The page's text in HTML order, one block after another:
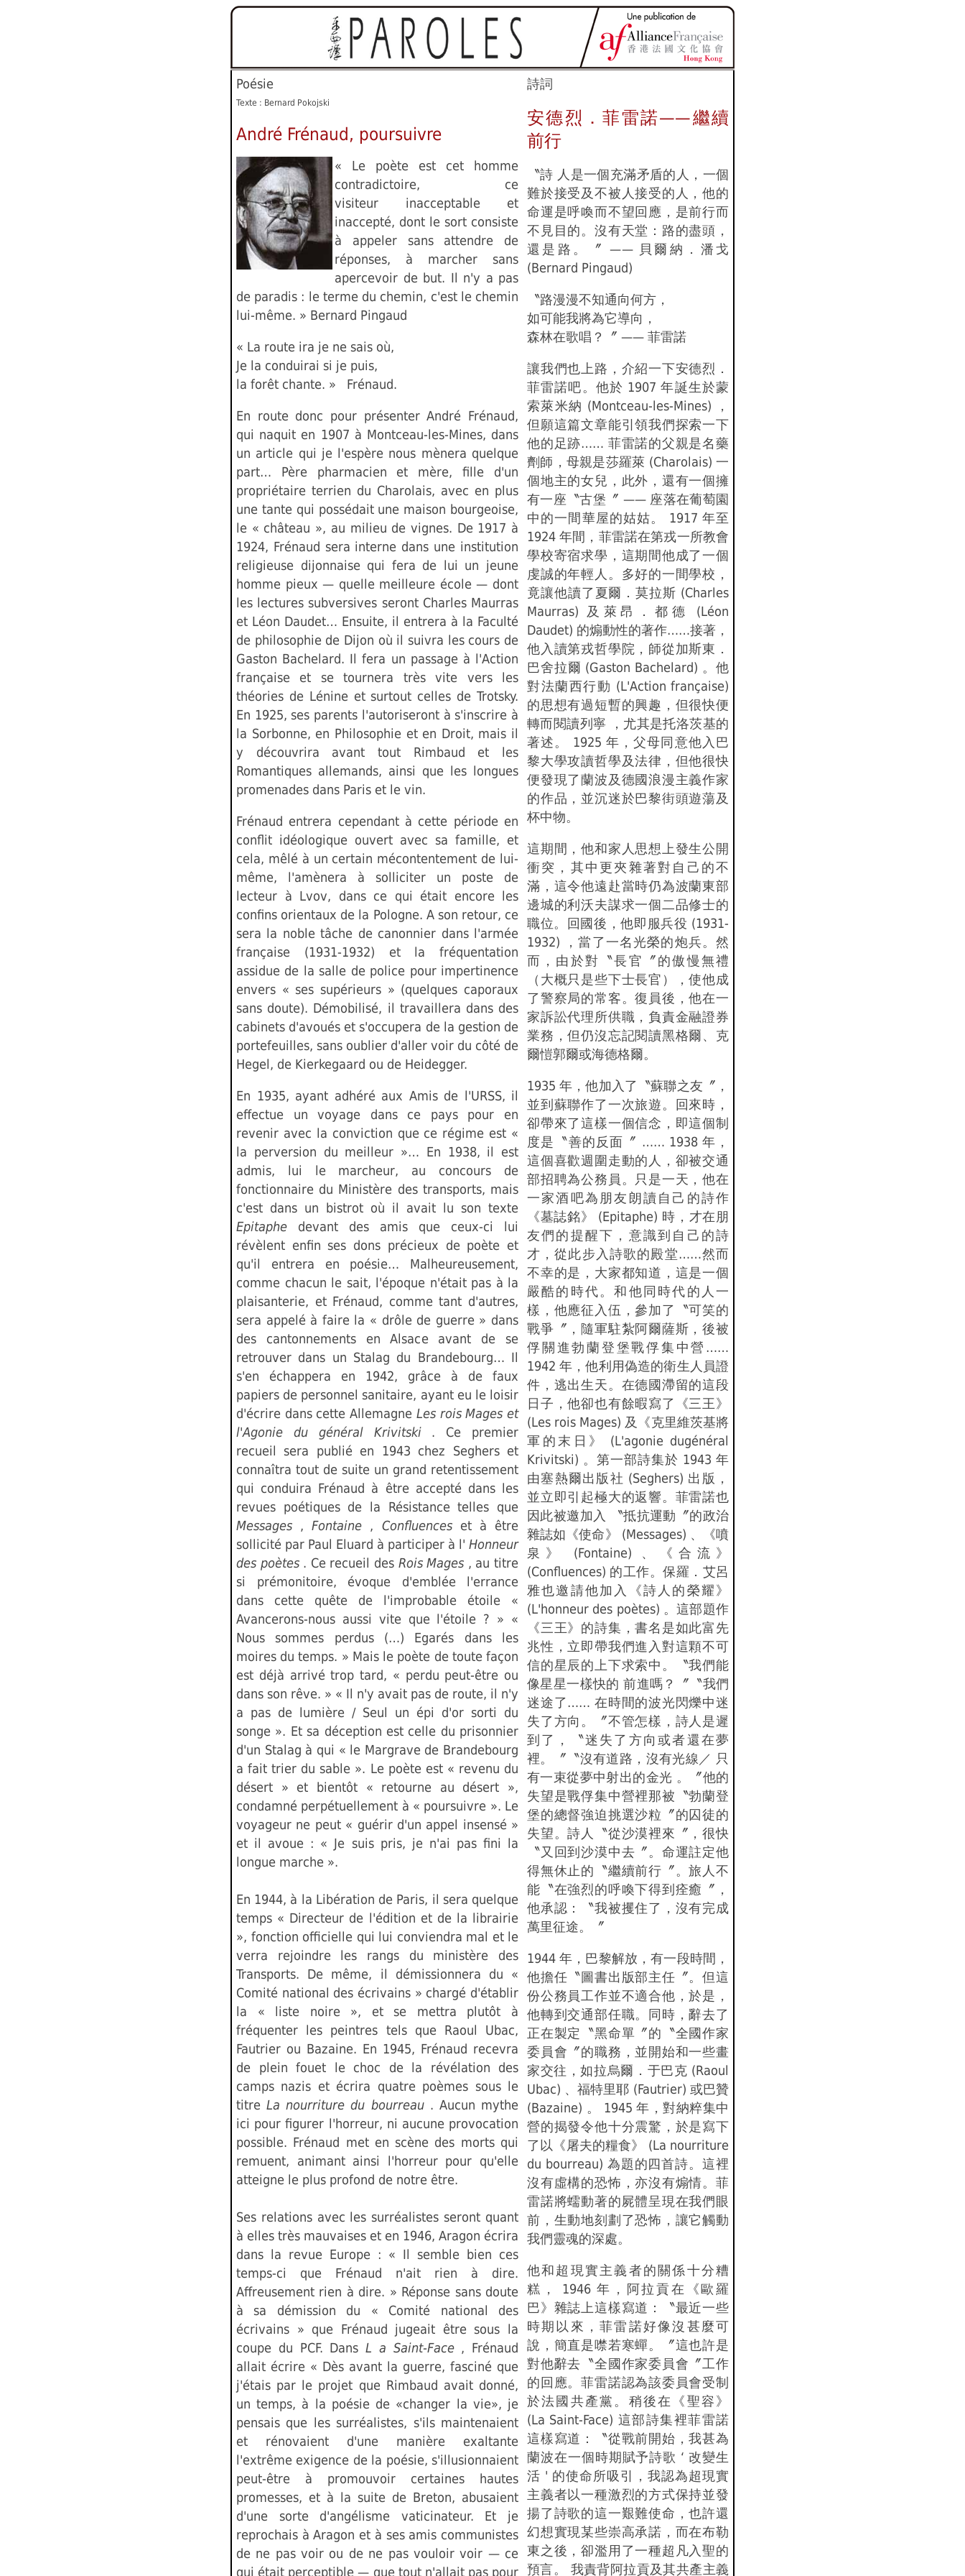
Poésie
Texte : Bernard Pokojski
André Frénaud, poursuivre
« Le poète est cet homme
contradictoire, ce
visiteur inacceptable et
inaccepté, dont le sort consiste
à appeler sans attendre de
réponses, à marcher sans
apercevoir de but. Il n'y a pas
de paradis : le terme du chemin, c'est le chemin
lui-même. » Bernard Pingaud
« La route ira je ne sais où,
Je la conduirai si je puis,
la forêt chante. » Frénaud.
En route donc pour présenter André Frénaud,
qui naquit en 1907 à Montceau-les-Mines, dans
un article qui je l'espère nous mènera quelque
part… Père pharmacien et mère, fille d'un
propriétaire terrien du Charolais, avec en plus
une tante qui possédait une maison bourgeoise,
le « château », au milieu de vignes. De 1917 à
1924, Frénaud sera interne dans une institution
religieuse dijonnaise qui fera de lui un jeune
homme pieux — quelle meilleure école — dont
les lectures subversives seront Charles Maurras
et Léon Daudet… Ensuite, il entrera à la Faculté
de philosophie de Dijon où il suivra les cours de
Gaston Bachelard. Il fera un passage à l'Action
française et se tournera très vite vers les
théories de Lénine et surtout celles de Trotsky.
En 1925, ses parents l'autoriseront à s'inscrire à
la Sorbonne, en Philosophie et en Droit, mais il
y découvrira avant tout Rimbaud et les
Romantiques allemands, ainsi que les longues
promenades dans Paris et le vin.
Frénaud entrera cependant à cette période en
conflit idéologique ouvert avec sa famille, et
cela, mêlé à un certain mécontentement de lui-
même, l'amènera à solliciter un poste de
lecteur à Lvov, dans ce qui était encore les
confins orientaux de la Pologne. A son retour, ce
sera la noble tâche de canonnier dans l'armée
française (1931-1932) et la fréquentation
assidue de la salle de police pour impertinence
envers « ses supérieurs » (quelques caporaux
sans doute). Démobilisé, il travaillera dans des
cabinets d'avoués et s'occupera de la gestion de
portefeuilles, sans oublier d'aller voir du côté de
Hegel, de Kierkegaard ou de Heidegger.
En 1935, ayant adhéré aux Amis de l'URSS, il
effectue un voyage dans ce pays pour en
revenir avec la conviction que ce régime est «
la perversion du meilleur »… En 1938, il est
admis, lui le marcheur, au concours de
fonctionnaire du Ministère des transports, mais
c'est dans un bistrot où il avait lu son texte
Epitaphe devant des amis que ceux-ci lui
révèlent enfin ses dons précieux de poète et
qu'il entrera en poésie… Malheureusement,
comme chacun le sait, l'époque n'était pas à la
plaisanterie, et Frénaud, comme tant d'autres,
sera appelé à faire la « drôle de guerre » dans
des cantonnements en Alsace avant de se
retrouver dans un Stalag du Brandebourg… Il
s'en échappera en 1942, grâce à de faux
papiers de personnel sanitaire, ayant eu le loisir
d'écrire dans cette Allemagne Les rois Mages et
l'Agonie du général Krivitski . Ce premier
recueil sera publié en 1943 chez Seghers et
connaîtra tout de suite un grand retentissement
qui conduira Frénaud à être accepté dans les
revues poétiques de la Résistance telles que
Messages ,Fontaine , Confluences et à être
sollicité par Paul Eluard à participer à l' Honneur
des poètes . Ce recueil des Rois Mages , au titre
si prémonitoire, évoque d'emblée l'errance
dans cette quête de l'improbable étoile «
Avancerons-nous aussi vite que l'étoile ? » «
Nous sommes perdus (…) Egarés dans les
moires du temps. » Mais le poète de toute façon
est déjà arrivé trop tard, « perdu peut-être ou
dans son rêve. » « Il n'y avait pas de route, il n'y
a pas de lumière / Seul un épi d'or sorti du
songe ». Et sa déception est celle du prisonnier
d'un Stalag à qui « le Margrave de Brandebourg
a fait trier du sable ». Le poète est « revenu du
désert » et bientôt « retourne au désert »,
condamné perpétuellement à « poursuivre ». Le
voyageur ne peut « guérir d'un appel insensé »
et il avoue : « Je suis pris, je n'ai pas fini la
longue marche ».
En 1944, à la Libération de Paris, il sera quelque
temps « Directeur de l'édition et de la librairie
», fonction officielle qui lui conviendra mal et le
verra rejoindre les rangs du ministère des
Transports. De même, il démissionnera du «
Comité national des écrivains » chargé d'établir
la « liste noire », et se mettra plutôt à
fréquenter les peintres tels que Raoul Ubac,
Fautrier ou Bazaine. En 1945, Frénaud recevra
de plein fouet le choc de la révélation des
camps nazis et écrira quatre poèmes sous le
titreLa nourriture du bourreau . Aucun mythe
ici pour figurer l'horreur, ni aucune provocation
possible. Frénaud met en scène des morts qui
remuent, animant ainsi l'horreur pour qu'elle
atteigne le plus profond de notre être.
Ses relations avec les surréalistes seront quant
à elles très mauvaises et en 1946, Aragon écrira
dans la revue Europe : « Il semble bien ces
temps-ci que Frénaud n'ait rien à dire.
Affreusement rien à dire. » Réponse sans doute
à sa démission du « Comité national des
écrivains » que Frénaud jugeait être sous la
coupe du PCF. Dans L a Saint-Face , Frénaud
allait écrire « Dès avant la guerre, fasciné que
j'étais par le projet que Rimbaud avait donné,
un temps, à la poésie de «changer la vie», je
pensais que les surréalistes, s'ils maintenaient
et rénovaient d'une manière exaltante
l'extrême exigence de la poésie, s'illusionnaient
peut-être à promouvoir certaines hautes
promesses, et à la suite de Breton, abusaient
d'une sorte d'angélisme vaticinateur. Et je
reprochais à Aragon et à ses amis communistes
de ne pas voir ou de ne pas vouloir voir — ce
qui était perceptible — que tout n'allait pas pour
詩詞
安德烈．菲雷諾——繼續
前行
〝詩 人是一個充滿矛盾的人，一個
難於接受及不被人接受的人，他的
命運是呼喚而不望回應，是前行而
不見目的。沒有天堂：路的盡頭，
還是路。〞 —— 貝爾納．潘戈
(Bernard Pingaud)
〝路漫漫不知通向何方，
如可能我將為它導向，
森林在歌唱？〞 —— 菲雷諾
讓我們也上路，介紹一下安德烈．
菲雷諾吧。他於 1907 年誕生於蒙
索萊米納 (Montceau-les-Mines) ，
但願這篇文章能引領我們探索一下
他的足跡…… 菲雷諾的父親是名藥
劑師，母親是莎羅萊 (Charolais) 一
個地主的女兒，此外，還有一個擁
有一座〝古堡〞 —— 座落在葡萄園
中的一間華屋的姑姑。 1917 年至
1924 年間，菲雷諾在第戎一所教會
學校寄宿求學，這期間他成了一個
虔誠的年輕人。多好的一間學校，
竟讓他讀了夏爾．莫拉斯 (Charles
Maurras) 及萊昂．都德 (Léon
Daudet) 的煽動性的著作……接著，
他入讀第戎哲學院，師從加斯東．
巴舍拉爾 (Gaston Bachelard) 。他
對法蘭西行動 (L'Action française)
的思想有過短暫的興趣，但很快便
轉而閱讀列寧 ，尤其是托洛茨基的
著述。 1925 年，父母同意他入巴
黎大學攻讀哲學及法律，但他很快
便發現了蘭波及德國浪漫主義作家
的作品，並沉迷於巴黎街頭遊蕩及
杯中物。
這期間，他和家人思想上發生公開
衝突，其中更夾雜著對自己的不
滿，這令他遠赴當時仍為波蘭東部
邊城的利沃夫謀求一個二品修士的
職位。回國後，他即服兵役 (1931-
1932) ，當了一名光榮的炮兵。然
而，由於對〝長官〞的傲慢無禮
（大概只是些下士長官），使他成
了警察局的常客。復員後，他在一
家訴訟代理所供職，負責金融證券
業務，但仍沒忘記閱讀黑格爾、克
爾愷郭爾或海德格爾。
1935 年，他加入了〝蘇聯之友〞，
並到蘇聯作了一次旅遊。回來時，
卻帶來了這樣一個信念，即這個制
度是〝善的反面〞 …… 1938 年，
這個喜歡週圍走動的人，卻被交通
部招聘為公務員。只是一天，他在
一家酒吧為朋友朗讀自己的詩作
《墓誌銘》 (Epitaphe) 時，才在朋
友們的提醒下，意識到自己的詩
才，從此步入詩歌的殿堂……然而
不幸的是，大家都知道，這是一個
嚴酷的時代。和他同時代的人一
樣，他應征入伍，參加了〝可笑的
戰爭〞，隨軍駐紮阿爾薩斯，後被
俘關進勃蘭登堡戰俘集中營……
1942 年，他利用偽造的衛生人員證
件，逃出生天。在德國滯留的這段
日子，他卻也有餘暇寫了《三王》
(Les rois Mages) 及《克里維茨基將
軍的末日》 (L'agonie dugénéral
Krivitski) 。第一部詩集於 1943 年
由塞熱爾出版社 (Seghers) 出版，
並立即引起極大的返響。菲雷諾也
因此被邀加入 〝抵抗運動〞的政治
雜誌如《使命》 (Messages) 、《噴
泉》 (Fontaine) 、《合流》
(Confluences) 的工作。保羅．艾呂
雅也邀請他加入《詩人的榮耀》
(L'honneur des poètes) 。這部題作
《三王》的詩集，書名是如此富先
兆性，立即帶我們進入對這顆不可
信的星辰的上下求索中。〝我們能
像星星一樣快的 前進嗎？〞〝我們
迷途了…… 在時間的波光閃爍中迷
失了方向。〞不管怎樣，詩人是遲
到了，〝迷失了方向或者還在夢
裡。〞〝沒有道路，沒有光線／ 只
有一束從夢中射出的金光 。〞他的
失望是戰俘集中營裡那被〝勃蘭登
堡的總督強迫挑選沙粒〞的囚徒的
失望。詩人〝從沙漠裡來〞，很快
〝又回到沙漠中去〞。命運註定他
得無休止的〝繼續前行〞。旅人不
能〝在強烈的呼喚下得到痊癒〞，
他承認：〝我被攫住了，沒有完成
萬里征途。〞
1944 年，巴黎解放，有一段時間，
他擔任〝圖書出版部主任〞。但這
份公務員工作並不適合他，於是，
他轉到交通部任職。同時，辭去了
正在製定〝黑命單〞的〝全國作家
委員會〞的職務，並開始和一些畫
家交往，如拉烏爾．于巴克 (Raoul
Ubac) 、福特里耶 (Fautrier) 或巴贊
(Bazaine) 。 1945 年，對納粹集中
營的揭發令他十分震驚，於是寫下
了以《屠夫的糧食》 (La nourriture
du bourreau) 為題的四首詩。這裡
沒有虛構的恐怖，亦沒有煽情。菲
雷諾將蠕動著的屍體呈現在我們眼
前，生動地刻劃了恐怖，讓它觸動
我們靈魂的深處。
他和超現實主義者的關係十分糟
糕， 1946 年，阿拉貢在《歐羅
巴》雜誌上這樣寫道：〝最近一些
時期以來，菲雷諾好像沒甚麼可
說，簡直是噤若寒蟬。〞這也許是
對他辭去〝全國作家委員會〞工作
的回應。菲雷諾認為該委員會受制
於法國共產黨。稍後在《聖容》
(La Saint-Face) 這部詩集裡菲雷諾
這樣寫道：〝從戰前開始，我甚為
蘭波在一個時期賦予詩歌 ‘ 改變生
活 ' 的使命所吸引，我認為超現實
主義者以一種激烈的方式保持並發
揚了詩歌的這一艱難使命，也許還
幻想實現某些崇高承諾，而在布勒
東之後，卻濫用了一種超凡入聖的
預言。 我責背阿拉貢及其共產主義